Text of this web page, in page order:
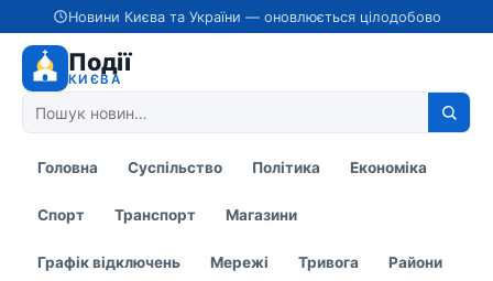
Новини Києва та України — оновлюється цілодобово
Події
КИЄВА
Головна Суспільство Політика Економіка
Спорт Транспорт Магазини
Графік відключень Мережі Тривога Райони